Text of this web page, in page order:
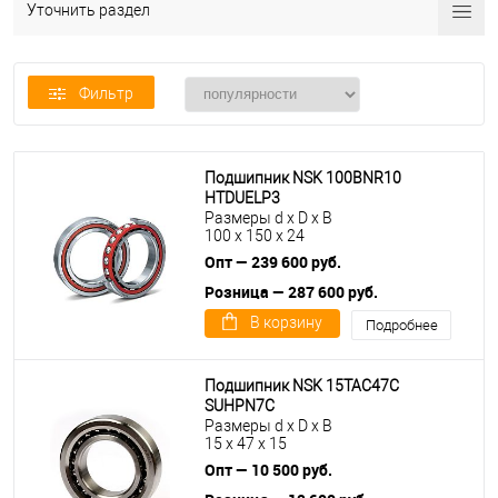
Уточнить раздел
Фильтр
Подшипник NSK 100BNR10
HTDUELP3
Размеры d x D x B
100 x 150 x 24
Опт — 239 600 руб.
Розница — 287 600 руб.
В корзину Подробнее
Подшипник NSK 15TAC47C
SUHPN7C
Размеры d x D x B
15 x 47 x 15
Опт — 10 500 руб.